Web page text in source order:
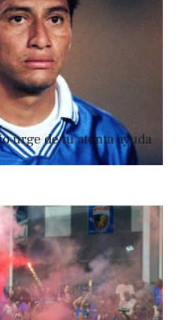
urge de tu atenta ayuda